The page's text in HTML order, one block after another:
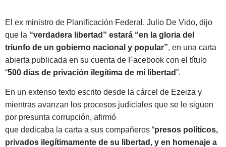
El ex ministro de Planificación Federal, Julio De Vido, dijo
que la “verdadera libertad” estará “en la gloria del
triunfo de un gobierno nacional y popular”, en una carta
abierta publicada en su cuenta de Facebook con el título
“500 días de privación ilegítima de mi libertad”.
En un extenso texto escrito desde la cárcel de Ezeiza y
mientras avanzan los procesos judiciales que se le siguen
por presunta corrupción, afirmó
que dedicaba la carta a sus compañeros “presos políticos,
privados ilegítimamente de su libertad, y en homenaje a